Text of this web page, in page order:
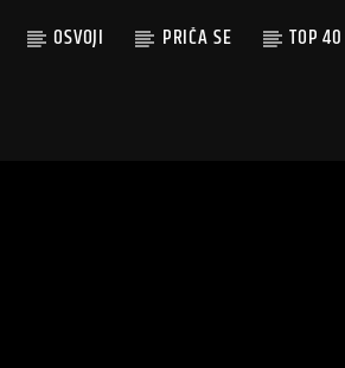
OSVOJI PRIČA SE TOP 40